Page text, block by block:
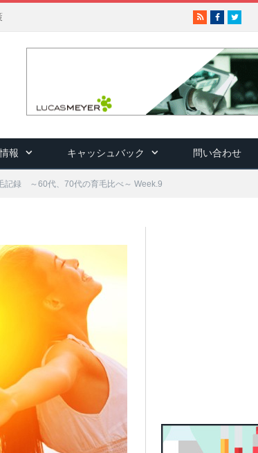
RSSFacebook
Twitter
報 キャッシュバック 問い合わせ
記録 ～60代、70代の育毛比べ～ Week.9